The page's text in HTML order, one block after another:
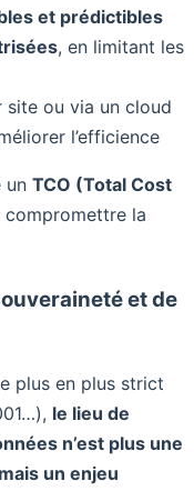
et prédictibles
, en limitant les
site ou via un cloud
l’efficience
un TCO (Total Cost
compromettre la
et de
plus en plus strict
le lieu de
n’est plus une
un enjeu